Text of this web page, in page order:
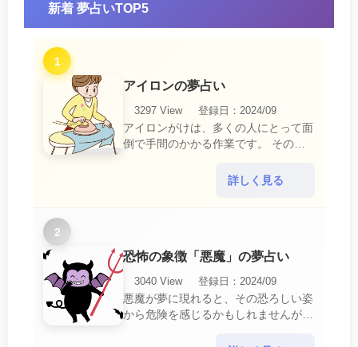
新着 夢占いTOP5
1
アイロンの夢占い
3297 View
登録日：2024/09
アイロンがけは、多くの人にとって面
倒で手間のかかる作業です。 そのた
中で感じるわずらわしさやストレスか
詳しく見る
2
恐怖の象徴「悪魔」の夢占い
3040 View
登録日：2024/09
悪魔が夢に現れると、その恐ろしい姿
から危険を感じるかもしれませんが、